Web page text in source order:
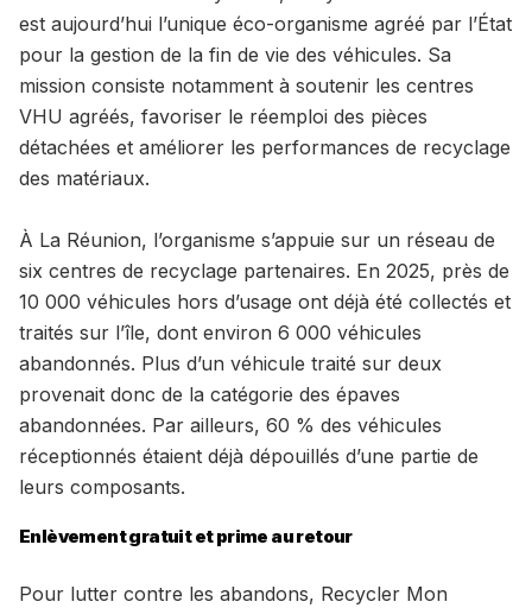
est aujourd’hui l’unique éco-organisme agréé par l’État
pour la gestion de la fin de vie des véhicules. Sa
mission consiste notamment à soutenir les centres
VHU agréés, favoriser le réemploi des pièces
détachées et améliorer les performances de recyclage
des matériaux.
À La Réunion, l’organisme s’appuie sur un réseau de
six centres de recyclage partenaires. En 2025, près de
10 000 véhicules hors d’usage ont déjà été collectés et
traités sur l’île, dont environ 6 000 véhicules
abandonnés. Plus d’un véhicule traité sur deux
provenait donc de la catégorie des épaves
abandonnées. Par ailleurs, 60 % des véhicules
réceptionnés étaient déjà dépouillés d’une partie de
leurs composants.
Enlèvement gratuit et prime au retour
Pour lutter contre les abandons, Recycler Mon